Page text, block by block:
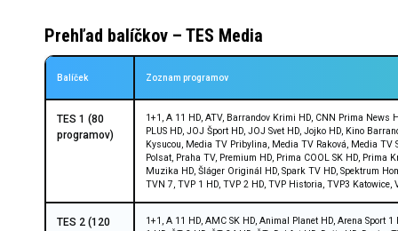
Prehľad balíčkov – TES Media
Balíček Zoznam programov
TES 1 (80
programov)
1+1, A 11 HD, ATV, Barrandov Krimi HD, CNN Prima News
PLUS HD, JOJ Šport HD, JOJ Svet HD, Jojko HD, Kino
Kysucou, Media TV Pribylina, Media TV Raková, Media TV
Polsat, Praha TV, Premium HD, Prima COOL SK HD, Prima
Muzika HD, Šláger Originál HD, Spark TV HD, Spektrum
TVN 7, TVP 1 HD, TVP 2 HD, TVP Historia, TVP3 Katowice,
TES 2 (120
1+1, A 11 HD, AMC SK HD, Animal Planet HD, Arena Sport